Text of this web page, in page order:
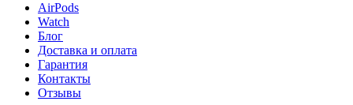
AirPods
Watch
Блог
Доставка и оплата
Гарантия
Контакты
Отзывы